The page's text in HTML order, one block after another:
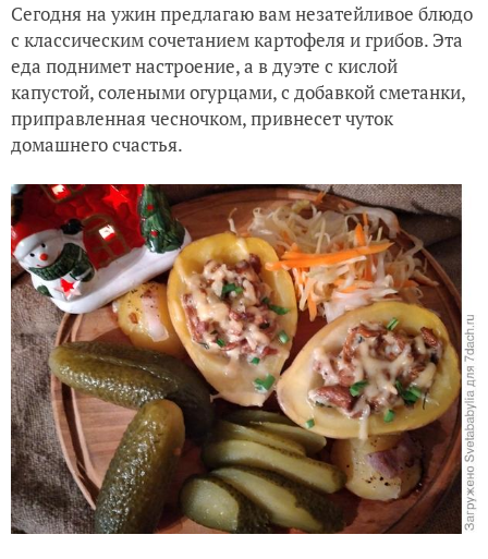
Сегодня на ужин предлагаю вам незатейливое блюдо
с классическим сочетанием картофеля и грибов. Эта
еда поднимет настроение, а в дуэте с кислой
капустой, солеными огурцами, с добавкой сметанки,
приправленная чесночком, привнесет чуток
домашнего счастья.